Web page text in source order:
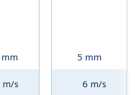
mm
m/s
5 mm
6 m/s